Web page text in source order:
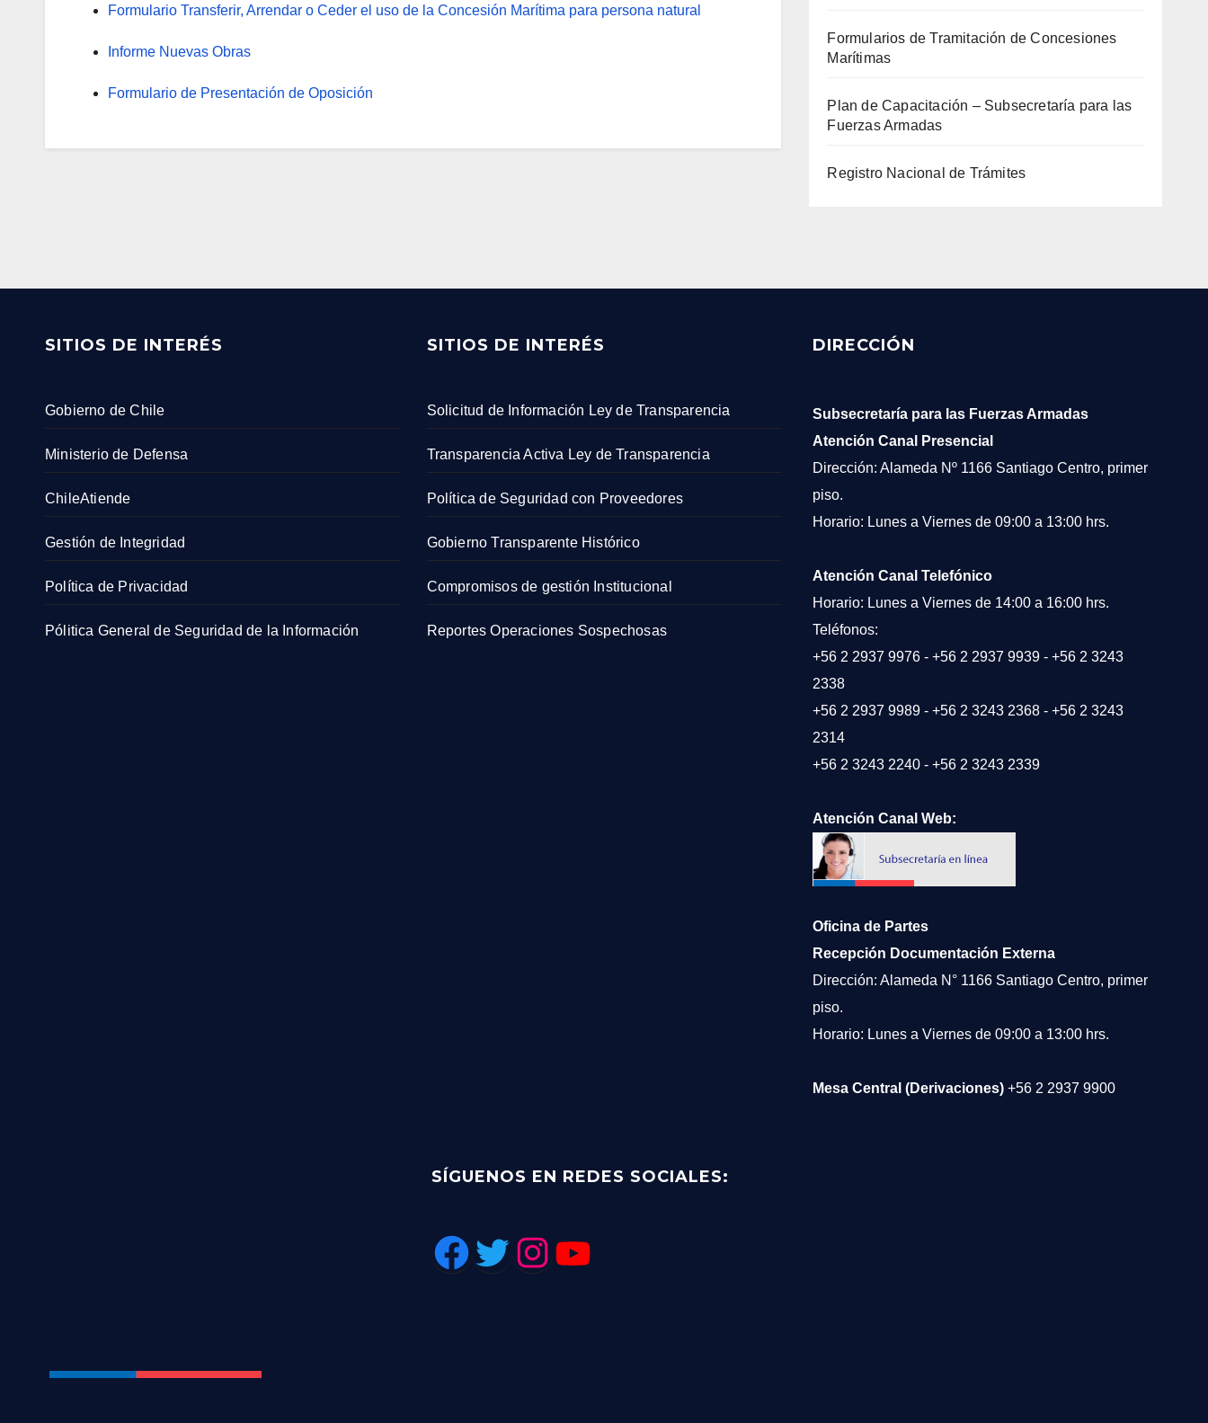
Formulario Transferir, Arrendar o Ceder el uso de la Concesión Marítima para persona natural
Informe Nuevas Obras
Formulario de Presentación de Oposición
Formularios de Tramitación de Concesiones
Marítimas
Plan de Capacitación – Subsecretaría para las
Fuerzas Armadas
Registro Nacional de Trámites
SITIOS DE INTERÉS
Gobierno de Chile
Ministerio de Defensa
ChileAtiende
Gestión de Integridad
Política de Privacidad
Pólitica General de Seguridad de la Información
SITIOS DE INTERÉS
Solicitud de Información Ley de Transparencia
Transparencia Activa Ley de Transparencia
Política de Seguridad con Proveedores
Gobierno Transparente Histórico
Compromisos de gestión Institucional
Reportes Operaciones Sospechosas
DIRECCIÓN
Subsecretaría para las Fuerzas Armadas
Atención Canal Presencial
Dirección: Alameda Nº 1166 Santiago Centro, primer
piso.
Horario: Lunes a Viernes de 09:00 a 13:00 hrs.
Atención Canal Telefónico
Horario: Lunes a Viernes de 14:00 a 16:00 hrs.
Teléfonos:
+56 2 2937 9976 -+56 2 2937 9939 -+56 2 3243
2338
+56 2 2937 9989 -+56 2 3243 2368 -+56 2 3243
2314
+56 2 3243 2240 -+56 2 3243 2339
Atención Canal Web:
Oficina de Partes
Recepción Documentación Externa
Dirección: Alameda N° 1166 Santiago Centro, primer
piso.
Horario: Lunes a Viernes de 09:00 a 13:00 hrs.
Mesa Central (Derivaciones)+56 2 2937 9900
SÍGUENOS EN REDES SOCIALES: